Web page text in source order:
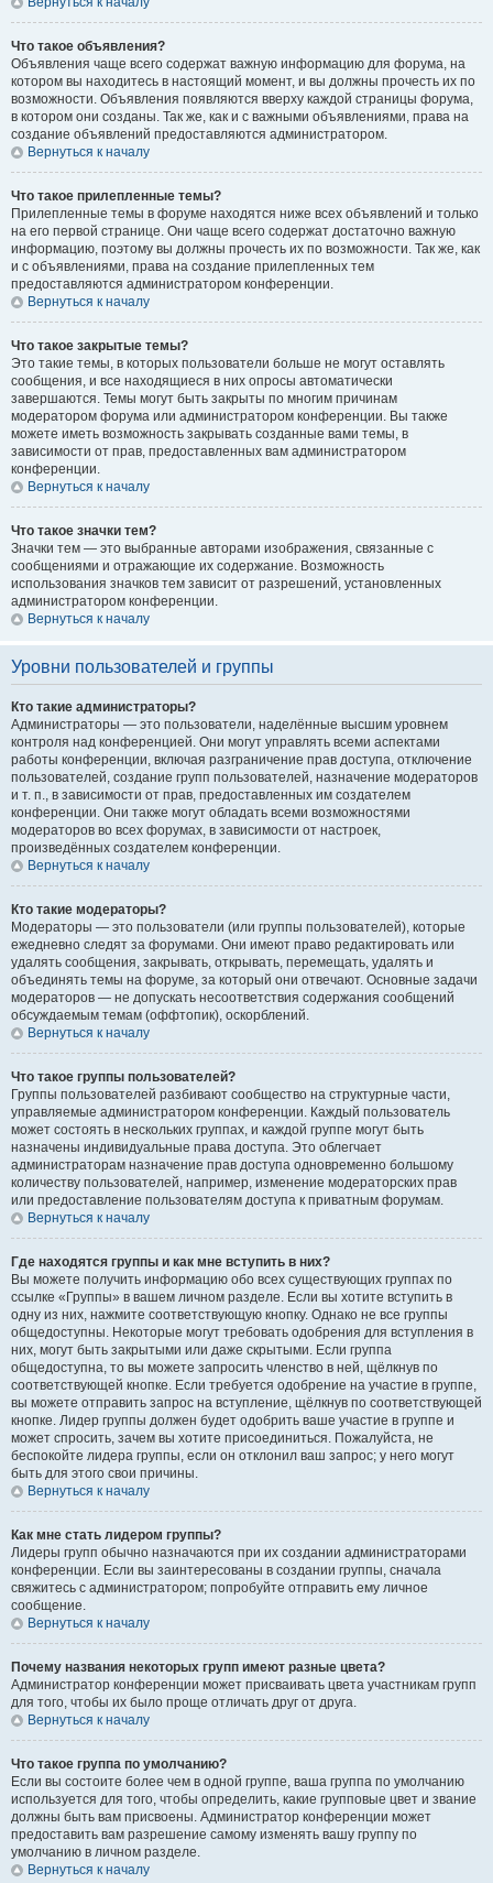
Что такое объявления?
Объявления чаще всего содержат важную информацию для форума, на
котором вы находитесь в настоящий момент, и вы должны прочесть их по
возможности. Объявления появляются вверху каждой страницы форума,
в котором они созданы. Так же, как и с важными объявлениями, права на
создание объявлений предоставляются администратором.
Вернуться к началу
Что такое прилепленные темы?
Прилепленные темы в форуме находятся ниже всех объявлений и только
на его первой странице. Они чаще всего содержат достаточно важную
информацию, поэтому вы должны прочесть их по возможности. Так же, как
и с объявлениями, права на создание прилепленных тем
предоставляются администратором конференции.
Вернуться к началу
Что такое закрытые темы?
Это такие темы, в которых пользователи больше не могут оставлять
сообщения, и все находящиеся в них опросы автоматически
завершаются. Темы могут быть закрыты по многим причинам
модератором форума или администратором конференции. Вы также
можете иметь возможность закрывать созданные вами темы, в
зависимости от прав, предоставленных вам администратором
конференции.
Вернуться к началу
Что такое значки тем?
Значки тем — это выбранные авторами изображения, связанные с
сообщениями и отражающие их содержание. Возможность
использования значков тем зависит от разрешений, установленных
администратором конференции.
Вернуться к началу
Уровни пользователей и группы
Кто такие администраторы?
Администраторы — это пользователи, наделённые высшим уровнем
контроля над конференцией. Они могут управлять всеми аспектами
работы конференции, включая разграничение прав доступа, отключение
пользователей, создание групп пользователей, назначение модераторов
и т. п., в зависимости от прав, предоставленных им создателем
конференции. Они также могут обладать всеми возможностями
модераторов во всех форумах, в зависимости от настроек,
произведённых создателем конференции.
Вернуться к началу
Кто такие модераторы?
Модераторы — это пользователи (или группы пользователей), которые
ежедневно следят за форумами. Они имеют право редактировать или
удалять сообщения, закрывать, открывать, перемещать, удалять и
объединять темы на форуме, за который они отвечают. Основные задачи
модераторов — не допускать несоответствия содержания сообщений
обсуждаемым темам (оффтопик), оскорблений.
Вернуться к началу
Что такое группы пользователей?
Группы пользователей разбивают сообщество на структурные части,
управляемые администратором конференции. Каждый пользователь
может состоять в нескольких группах, и каждой группе могут быть
назначены индивидуальные права доступа. Это облегчает
администраторам назначение прав доступа одновременно большому
количеству пользователей, например, изменение модераторских прав
или предоставление пользователям доступа к приватным форумам.
Вернуться к началу
Где находятся группы и как мне вступить в них?
Вы можете получить информацию обо всех существующих группах по
ссылке «Группы» в вашем личном разделе. Если вы хотите вступить в
одну из них, нажмите соответствующую кнопку. Однако не все группы
общедоступны. Некоторые могут требовать одобрения для вступления в
них, могут быть закрытыми или даже скрытыми. Если группа
общедоступна, то вы можете запросить членство в ней, щёлкнув по
соответствующей кнопке. Если требуется одобрение на участие в группе,
вы можете отправить запрос на вступление, щёлкнув по соответствующей
кнопке. Лидер группы должен будет одобрить ваше участие в группе и
может спросить, зачем вы хотите присоединиться. Пожалуйста, не
беспокойте лидера группы, если он отклонил ваш запрос; у него могут
быть для этого свои причины.
Вернуться к началу
Как мне стать лидером группы?
Лидеры групп обычно назначаются при их создании администраторами
конференции. Если вы заинтересованы в создании группы, сначала
свяжитесь с администратором; попробуйте отправить ему личное
сообщение.
Вернуться к началу
Почему названия некоторых групп имеют разные цвета?
Администратор конференции может присваивать цвета участникам групп
для того, чтобы их было проще отличать друг от друга.
Вернуться к началу
Что такое группа по умолчанию?
Если вы состоите более чем в одной группе, ваша группа по умолчанию
используется для того, чтобы определить, какие групповые цвет и звание
должны быть вам присвоены. Администратор конференции может
предоставить вам разрешение самому изменять вашу группу по
умолчанию в личном разделе.
Вернуться к началу